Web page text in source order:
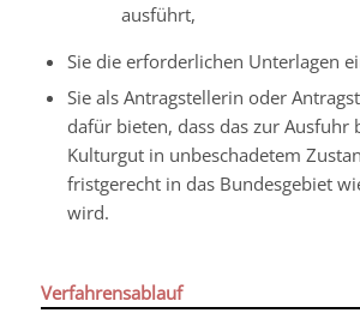
ausführt,
Sie die erforderlichen Unterlagen
Sie als Antragstellerin oder
dafür bieten, dass das zur Ausfuhr
Kulturgut in unbeschadetem
fristgerecht in das Bundesgebiet
wird.
Verfahrensablauf